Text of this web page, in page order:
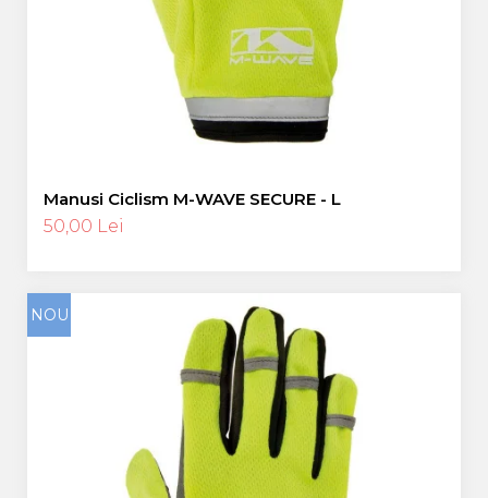
Manusi Ciclism M-WAVE SECURE - L
50,00 Lei
NOU